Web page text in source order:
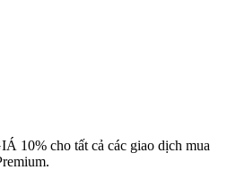
10% cho tất cả các giao dịch mua